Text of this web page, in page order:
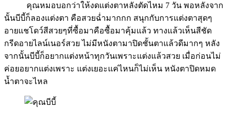
คุณหมอบอกว่าให้งดแต่งตาหลังตัดไหม 7 วัน พอหลังจาก
นั้นบีบี้ก็ลองแต่งตา คือสวยฉ่ำมากกก สนุกกับการแต่งตาสุดๆ
อายแชโดว์สีสวยๆที่ซื้อมาคือซื้อมาคุ้มแล้ว ทางแล้วเห็นสีชัด
กรีดอายไลน์เนอร์สวย ไม่มีหนังตามาปิดชั้นตาแล้วดีมากๆ หลัง
จากนั้นบีบี้ก็อยากแต่งหน้าทุกวันเพราะแต่งแล้วสวย เมื่อก่อนไม่
ค่อยอยากแต่งเพราะ แต่งเยอะแค่ไหนก็ไม่เห็น หนังตาปิดหมด
น้ำตาจะไหล